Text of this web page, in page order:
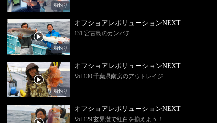
船釣り
船釣り
オフショアレボリューションNEXT
131 宮古島のカンパチ
船釣り
オフショアレボリューションNEXT
Vol.130 千葉県南房のアウトレイジ
オフショアレボリューションNEXT
Vol.129 玄界灘で紅白を揃えよう！